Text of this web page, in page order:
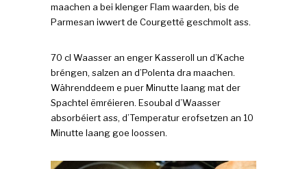
maachen a bei klenger Flam waarden, bis de
Parmesan iwwert de Courgettë geschmolt ass.
70 cl Waasser an enger Kasseroll un d’Kache
bréngen, salzen an d’Polenta dra maachen.
Währenddeem e puer Minutte laang mat der
Spachtel ëmréieren. Esoubal d’Waasser
absorbéiert ass, d’Temperatur erofsetzen an 10
Minutte laang goe loossen.